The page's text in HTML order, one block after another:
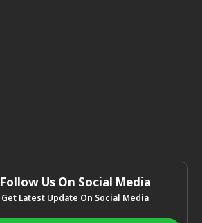
Follow Us On Social Media
Get Latest Update On Social Media